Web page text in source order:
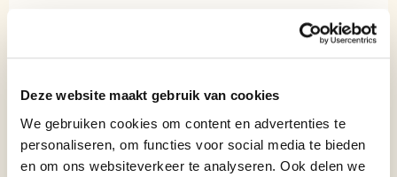
Deze website maakt gebruik van cookies
We gebruiken cookies om content en advertenties te
personaliseren, om functies voor social media te bieden
en om ons websiteverkeer te analyseren. Ook delen we
Soort Vodka
Binnenlands? Nee
Verpakking Fles
Aantal per verpakking 1